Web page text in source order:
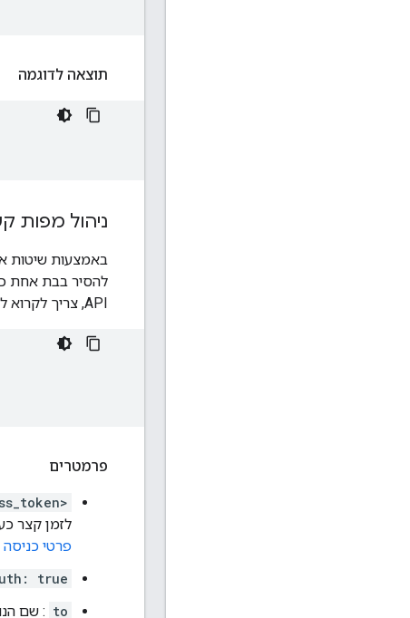
תוצאה לדוגמה
ניהול מפות
API, צריך לקרוא לשירות Instance ID בנקודת הקצה הזו ולספק את האסימונים של מופעי האפליקציות בגוף ה-JSON:
פרמטרים
לזמן קצר
פרטי כניסה
true
to : שם